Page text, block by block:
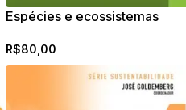
Espécies e ecossistemas
R$80,00